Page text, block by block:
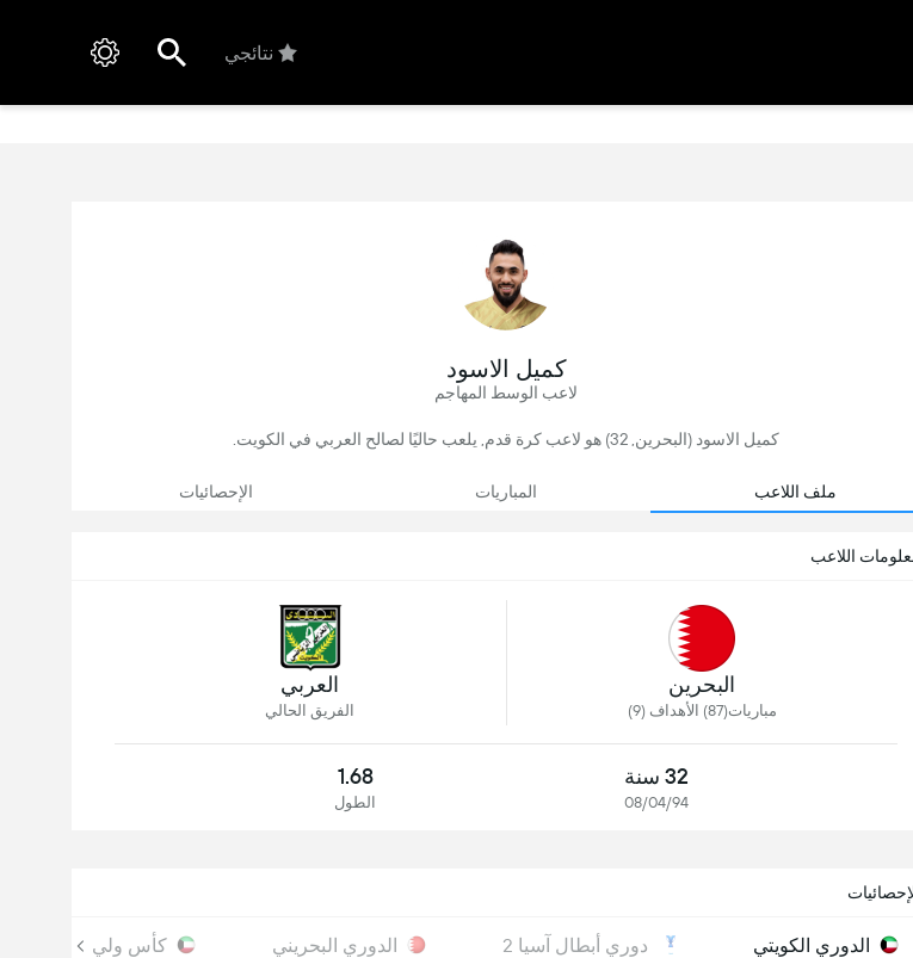
نتائجي
كميل الاسود
لاعب الوسط المهاجم
كميل الاسود (البحرين, 32) هو لاعب كرة قدم, يلعب حاليًا لصالح العربي في الكويت.
ملف اللاعب المباريات الإحصائيات
اللاعب
البحرين
مباريات(87) الأهداف (9)
العربي
الفريق الحالي
32 سنة
08/04/94
1.68
الطول
الدوري الكويتي دوري أبطال آسيا 2 الدوري البحريني كأس ولي العهد